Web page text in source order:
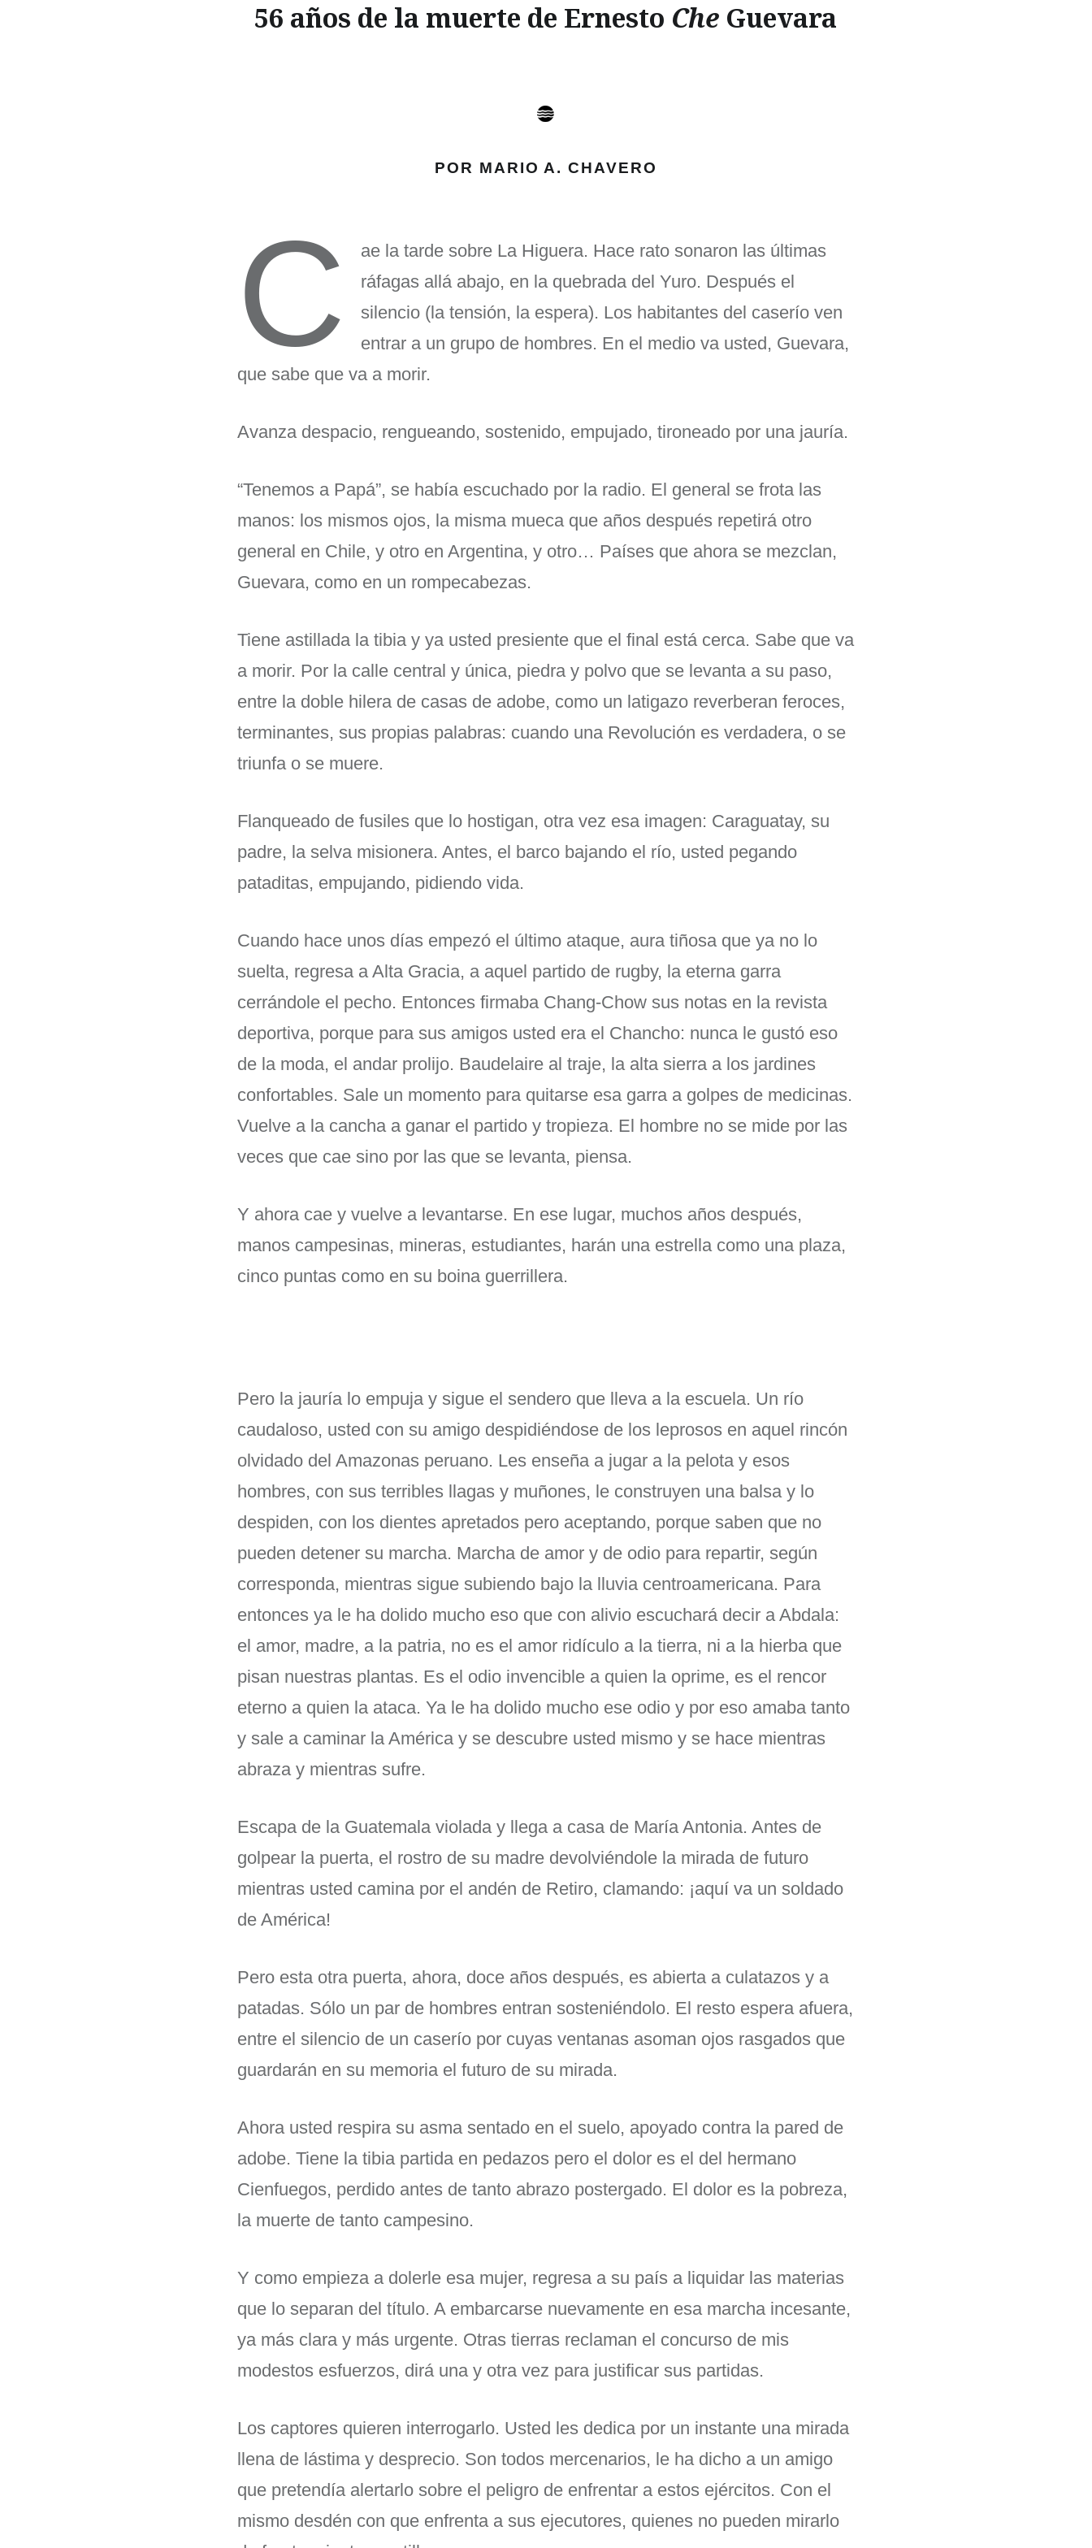
56 años de la muerte de Ernesto Che Guevara
POR MARIO A. CHAVERO
C
ae la tarde sobre La Higuera. Hace rato sonaron las últimas
ráfagas allá abajo, en la quebrada del Yuro. Después el
silencio (la tensión, la espera). Los habitantes del caserío ven
entrar a un grupo de hombres. En el medio va usted, Guevara,
que sabe que va a morir.
Avanza despacio, rengueando, sostenido, empujado, tironeado por una jauría.
“Tenemos a Papá”, se había escuchado por la radio. El general se frota las
manos: los mismos ojos, la misma mueca que años después repetirá otro
general en Chile, y otro en Argentina, y otro… Países que ahora se mezclan,
Guevara, como en un rompecabezas.
Tiene astillada la tibia y ya usted presiente que el final está cerca. Sabe que va
a morir. Por la calle central y única, piedra y polvo que se levanta a su paso,
entre la doble hilera de casas de adobe, como un latigazo reverberan feroces,
terminantes, sus propias palabras: cuando una Revolución es verdadera, o se
triunfa o se muere.
Flanqueado de fusiles que lo hostigan, otra vez esa imagen: Caraguatay, su
padre, la selva misionera. Antes, el barco bajando el río, usted pegando
pataditas, empujando, pidiendo vida.
Cuando hace unos días empezó el último ataque, aura tiñosa que ya no lo
suelta, regresa a Alta Gracia, a aquel partido de rugby, la eterna garra
cerrándole el pecho. Entonces firmaba Chang-Chow sus notas en la revista
deportiva, porque para sus amigos usted era el Chancho: nunca le gustó eso
de la moda, el andar prolijo. Baudelaire al traje, la alta sierra a los jardines
confortables. Sale un momento para quitarse esa garra a golpes de medicinas.
Vuelve a la cancha a ganar el partido y tropieza. El hombre no se mide por las
veces que cae sino por las que se levanta, piensa.
Y ahora cae y vuelve a levantarse. En ese lugar, muchos años después,
manos campesinas, mineras, estudiantes, harán una estrella como una plaza,
cinco puntas como en su boina guerrillera.
Pero la jauría lo empuja y sigue el sendero que lleva a la escuela. Un río
caudaloso, usted con su amigo despidiéndose de los leprosos en aquel rincón
olvidado del Amazonas peruano. Les enseña a jugar a la pelota y esos
hombres, con sus terribles llagas y muñones, le construyen una balsa y lo
despiden, con los dientes apretados pero aceptando, porque saben que no
pueden detener su marcha. Marcha de amor y de odio para repartir, según
corresponda, mientras sigue subiendo bajo la lluvia centroamericana. Para
entonces ya le ha dolido mucho eso que con alivio escuchará decir a Abdala:
el amor, madre, a la patria, no es el amor ridículo a la tierra, ni a la hierba que
pisan nuestras plantas. Es el odio invencible a quien la oprime, es el rencor
eterno a quien la ataca. Ya le ha dolido mucho ese odio y por eso amaba tanto
y sale a caminar la América y se descubre usted mismo y se hace mientras
abraza y mientras sufre.
Escapa de la Guatemala violada y llega a casa de María Antonia. Antes de
golpear la puerta, el rostro de su madre devolviéndole la mirada de futuro
mientras usted camina por el andén de Retiro, clamando: ¡aquí va un soldado
de América!
Pero esta otra puerta, ahora, doce años después, es abierta a culatazos y a
patadas. Sólo un par de hombres entran sosteniéndolo. El resto espera afuera,
entre el silencio de un caserío por cuyas ventanas asoman ojos rasgados que
guardarán en su memoria el futuro de su mirada.
Ahora usted respira su asma sentado en el suelo, apoyado contra la pared de
adobe. Tiene la tibia partida en pedazos pero el dolor es el del hermano
Cienfuegos, perdido antes de tanto abrazo postergado. El dolor es la pobreza,
la muerte de tanto campesino.
Y como empieza a dolerle esa mujer, regresa a su país a liquidar las materias
que lo separan del título. A embarcarse nuevamente en esa marcha incesante,
ya más clara y más urgente. Otras tierras reclaman el concurso de mis
modestos esfuerzos, dirá una y otra vez para justificar sus partidas.
Los captores quieren interrogarlo. Usted les dedica por un instante una mirada
llena de lástima y desprecio. Son todos mercenarios, le ha dicho a un amigo
que pretendía alertarlo sobre el peligro de enfrentar a estos ejércitos. Con el
mismo desdén con que enfrenta a sus ejecutores, quienes no pueden mirarlo